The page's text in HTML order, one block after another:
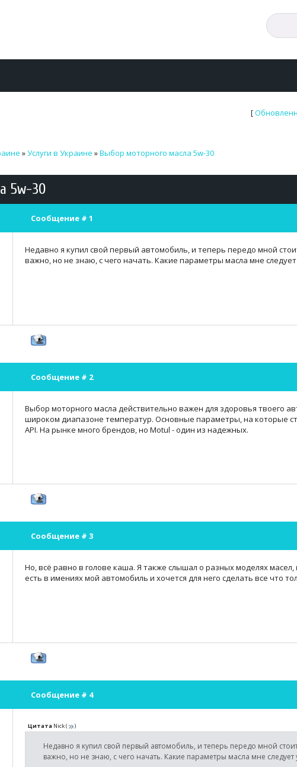
[
»Услуги в Украине »Выбор моторного масла 5w-30
5w-30
Сообщение # 1
Недавно я купил свой первый автомобиль, и теперь передо мной
важно, но не знаю, с чего начать. Какие параметры масла мне
Сообщение # 2
Выбор моторного масла действительно важен для здоровья твоего
широком диапазоне температур. Основные параметры, на которые
API. На рынке много брендов, но Motul - один из надежных.
Сообщение # 3
Но, всё равно в голове каша. Я также слышал о разных моделях
есть в имениях мой автомобиль и хочется для него сделать все что
Сообщение # 4
Цитата Nick( )
Недавно я купил свой первый автомобиль, и теперь передо мной
важно, но не знаю, с чего начать. Какие параметры масла мне следует